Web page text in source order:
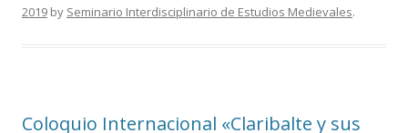
2019 by Seminario Interdisciplinario de Estudios Medievales.
Coloquio Internacional «Claribalte y sus